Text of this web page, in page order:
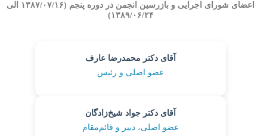
اعضای شورای اجرایی و بازرسین انجمن در دوره پنجم (۱۳۸۷/۰۷/۱۶ الی
۱۳۸۹/۰۶/۲۴)
آقای دکتر محمدرضا عارف
عضو اصلی و رئیس
آقای دکتر جواد شیخ‌زادگان
عضو اصلی، دبیر و قائم‌مقام